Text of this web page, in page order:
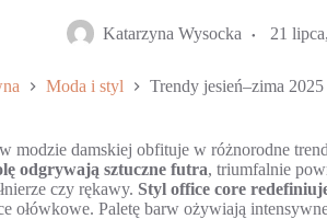
Katarzyna Wysocka 21
Moda i styl Trendy jesień–zima
modzie damskiej obfituje w różnorodne
odgrywają sztuczne futra, triumfalnie
czy rękawy. Styl office core
ołówkowe. Paletę barw ożywiają